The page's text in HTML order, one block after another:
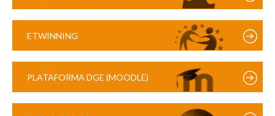
ETWINNING
PLATAFORMA DGE (MOODLE)